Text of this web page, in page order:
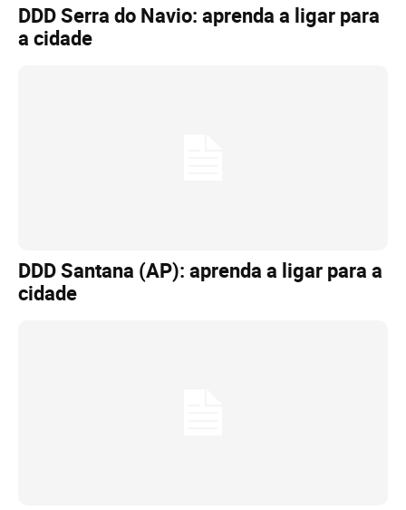
DDD Serra do Navio: aprenda a ligar para
a cidade
DDD Santana (AP): aprenda a ligar para a
cidade